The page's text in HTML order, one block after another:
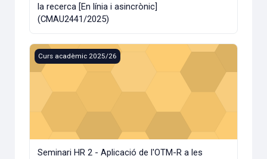
la recerca [En línia i asincrònic]
(CMAU2441/2025)
Seminari HR 2 - Aplicació de l'OTM-R a les universitats [En
Curs acadèmic 2025/26
Seminari HR 2 - Aplicació de l'OTM-R a les